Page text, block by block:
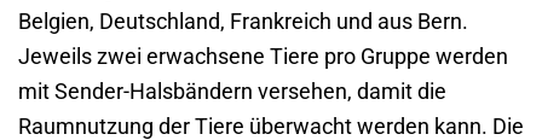
Belgien, Deutschland, Frankreich und aus Bern.
Jeweils zwei erwachsene Tiere pro Gruppe werden
mit Sender-Halsbändern versehen, damit die
Raumnutzung der Tiere überwacht werden kann. Die